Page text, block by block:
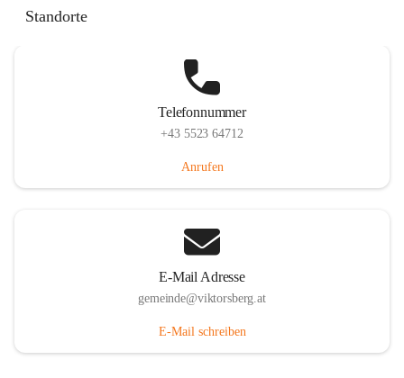
Standorte
Telefonnummer
+43 5523 64712
Anrufen
E-Mail Adresse
gemeinde@viktorsberg.at
E-Mail schreiben